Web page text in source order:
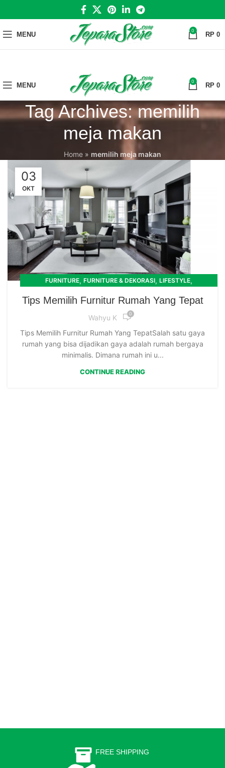
MENU 0 RP 0
MENU 0 RP 0
Tag Archives: memilih
meja makan
Home » memilih meja makan
03
OKT
FURNITURE, FURNITURE & DEKORASI, LIFESTYLE,
Tips Memilih Furnitur Rumah Yang Tepat
Wahyu K 0
Tips Memilih Furnitur Rumah Yang TepatSalah satu gaya
rumah yang bisa dijadikan gaya adalah rumah bergaya
minimalis. Dimana rumah ini u...
CONTINUE READING
FREE SHIPPING